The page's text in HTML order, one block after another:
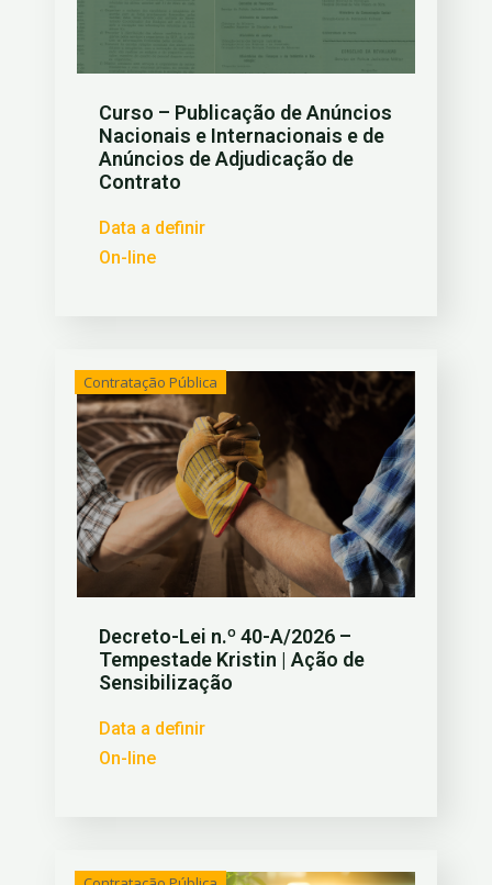
Curso – Publicação de Anúncios
Nacionais e Internacionais e de
Anúncios de Adjudicação de
Contrato
Data a definir
On-line
Contratação Pública
Decreto-Lei n.º 40-A/2026 –
Tempestade Kristin | Ação de
Sensibilização
Data a definir
On-line